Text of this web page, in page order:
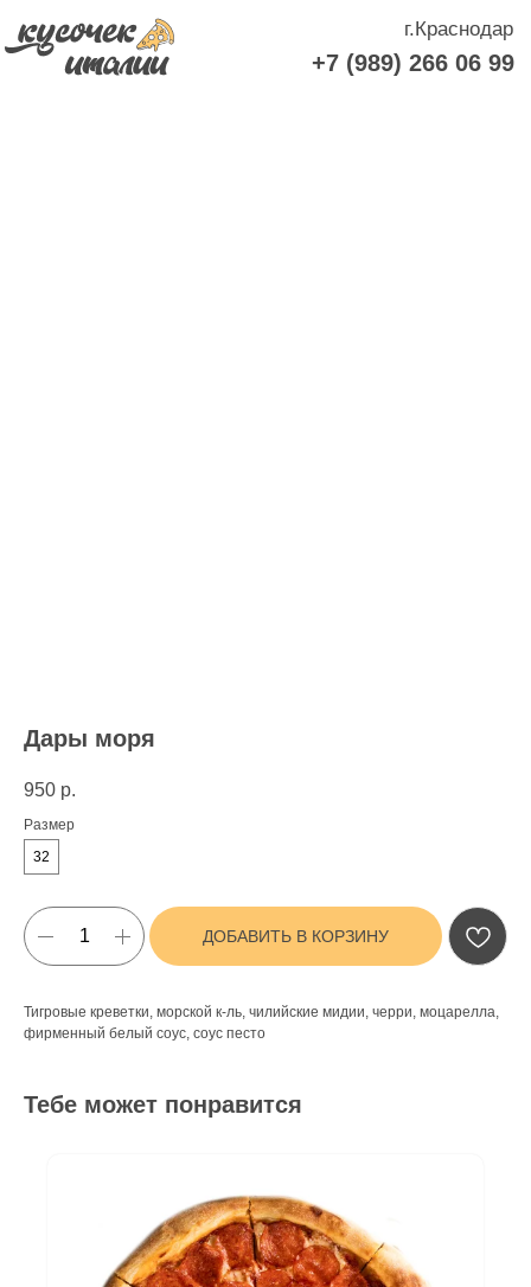
Дары моря
950 р.
Размер
32
ДОБАВИТЬ В КОРЗИНУ
Тигровые креветки, морской к-ль, чилийские мидии, черри, моцарелла,
фирменный белый соус, соус песто
Тебе может понравится